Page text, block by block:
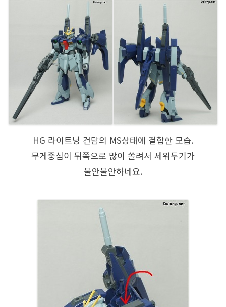
HG 라이트닝 건담의 MS상태에 결합한 모습.
무게중심이 뒤쪽으로 많이 쏠려서 세워두기가
불안불안하네요.